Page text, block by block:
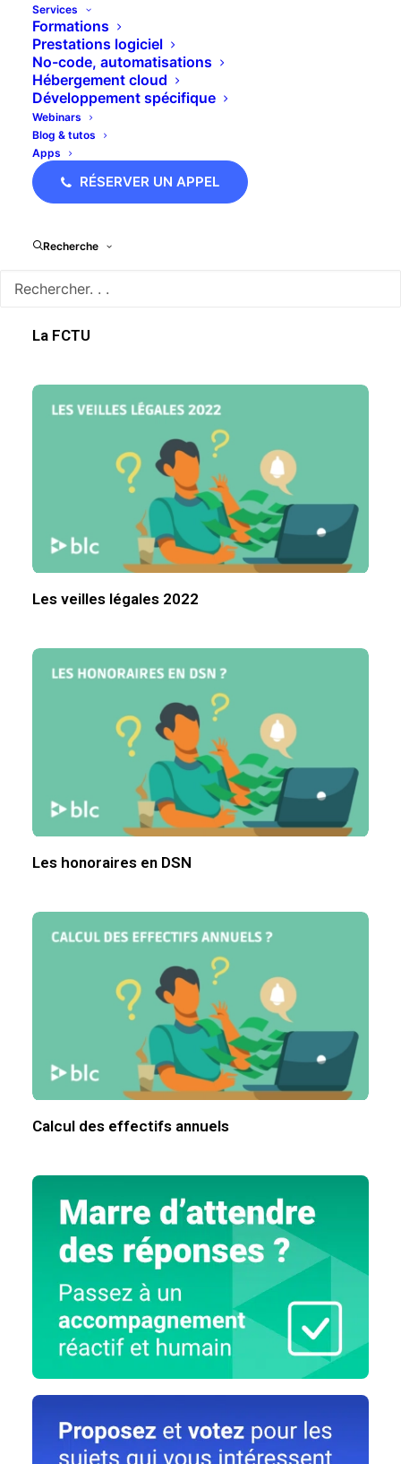
Services
Formations
Prestations logiciel
No-code, automatisations
Hébergement cloud
Développement spécifique
Webinars
Blog & tutos
Apps
RÉSERVER UN APPEL
Recherche
Cotisations Formation professionnelle et taxe
d’apprentissage
La FCTU
Les veilles légales 2022
Les honoraires en DSN
Calcul des effectifs annuels